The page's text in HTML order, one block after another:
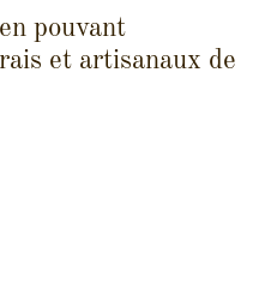
pouvant
et artisanaux de